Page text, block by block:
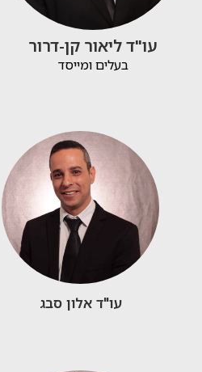
עו"ד ליאור קן-דרור
בעלים ומייסד
עו"ד אלון סבג